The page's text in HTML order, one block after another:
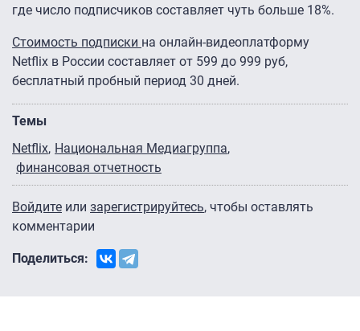
где число подписчиков составляет чуть больше 18%.
Стоимость подписки на онлайн-видеоплатформу
Netflix в России составляет от 599 до 999 руб,
бесплатный пробный период 30 дней.
Темы
Netflix Национальная Медиагруппа
финансовая отчетность
Войдите или зарегистрируйтесь, чтобы оставлять
комментарии
Поделиться: